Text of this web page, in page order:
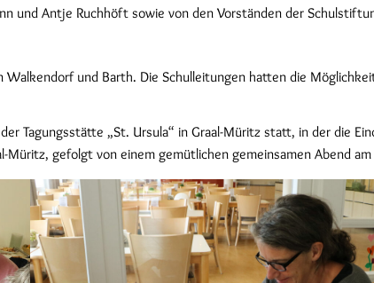
und Antje Ruchhöft sowie von den Vorständen der
und Barth. Die Schulleitungen hatten die
Tagungsstätte „St. Ursula“ in Graal-Müritz statt, in der die
Müritz, gefolgt von einem gemütlichen gemeinsamen Abend